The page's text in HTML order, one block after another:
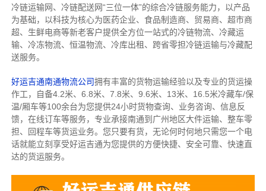
冷链运输网、冷链配送网“三位一体”的综合冷链服务能力，以产品
为基础，以科技为核心为医药企业、食品制造商、贸易商、超市商
超、生鲜电商等新老客户提供全方位一站式的冷链物流、冷藏运
输、冷冻物流、恒温物流、冷库出租、跨省零担冷链运输与冷藏配
送服务。
好运吉通南通物流公司拥有丰富的货物运输经验以及专业的货运操
作工，自备4.2米、6.8米、7.8米、9.6米、13米、16.5米冷藏车/保
温/厢车等100余台为您提供24小时货物查询、业务咨询、信息反
馈，在线订车等服务， 专业承接南通到广州地区大件运输、整车零
担、回程车等货运业务。 您只要有货，无论何时何地只需您一个电
话就能立刻享受好运吉通为您提供的方便快捷、安全可靠、快速直
达的货运服务。